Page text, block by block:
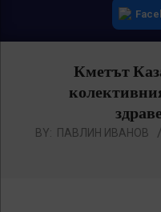
Кметът
BY: ПАВЛИН ИВАНОВ